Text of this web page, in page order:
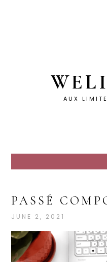
AUX
PASSÉ
JUNE 2, 2021